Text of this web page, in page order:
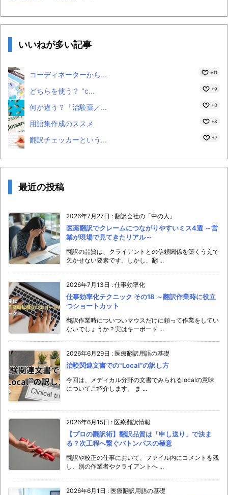
いいねが多い記事
コーディネーターから... +11
どちらを使う？ "c... +9
何が違う？「治験薬／... +8
用語集作成のススメ +8
翻訳チェッカーという... +7
最近の投稿
2026年7月27日 : 翻訳会社の「中の人」
医薬翻訳でクレームにつながりやすいミス4選 ～営
業が現場で見てきたリアル～
翻訳の品質は、クライアントとの信頼関係を築くうえで
欠かせない要素です。しかし、翻 ...
2026年7月13日 : 仕事効率化
仕事効率化テクニック その18 ～翻訳作業時に役立
つショートカット
翻訳作業時についついマウスだけに頼って作業をしてい
ないでしょうか？実はキーボード ...
2026年6月29日 : 医療翻訳用語の基礎
治験関連文書での‟Local”の訳し方
今回は、メディカル分野の文書でみられるlocalの意味
についてご紹介します。 ま ...
2026年6月15日 : 医療翻訳情報
【プロの翻訳術】翻訳品質は「申し送り」で決ま
る？次工程へ繋ぐバトンパスの極意
翻訳や校正の仕事において、ファイル内にコメントを残
し、別の作業者やクライアントへ ...
2026年6月1日 : 医療翻訳用語の基礎